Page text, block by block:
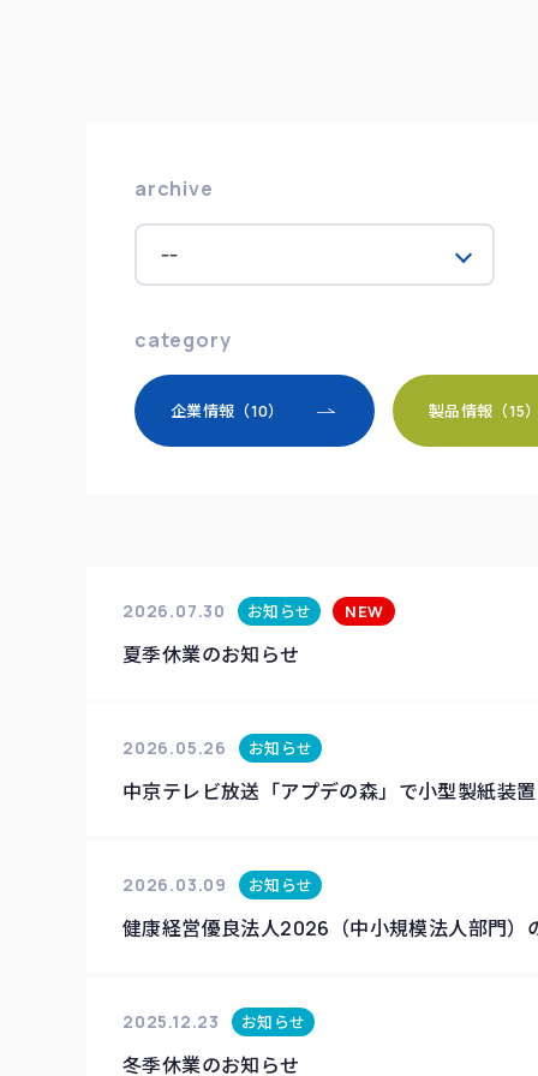
archive
category
企業情報（10） 製品情報（15
2026.07.30 お知らせ NEW
夏季休業のお知らせ
2026.05.26 お知らせ
中京テレビ放送「アプデの森」で小型製紙装
2026.03.09 お知らせ
健康経営優良法人2026（中小規模法人部門）
2025.12.23 お知らせ
冬季休業のお知らせ